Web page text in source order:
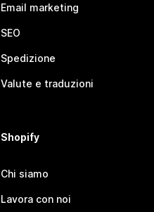
Email marketing
SEO
Spedizione
Valute e traduzioni
Shopify
Chi siamo
Lavora con noi